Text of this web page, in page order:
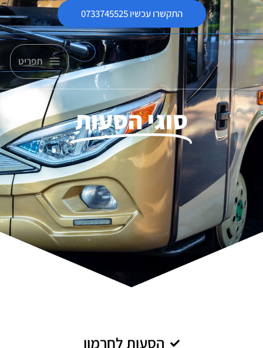
התקשרו עכשיו 0733745525
תפריט
סוגי הסעות
הסעות לחרמון